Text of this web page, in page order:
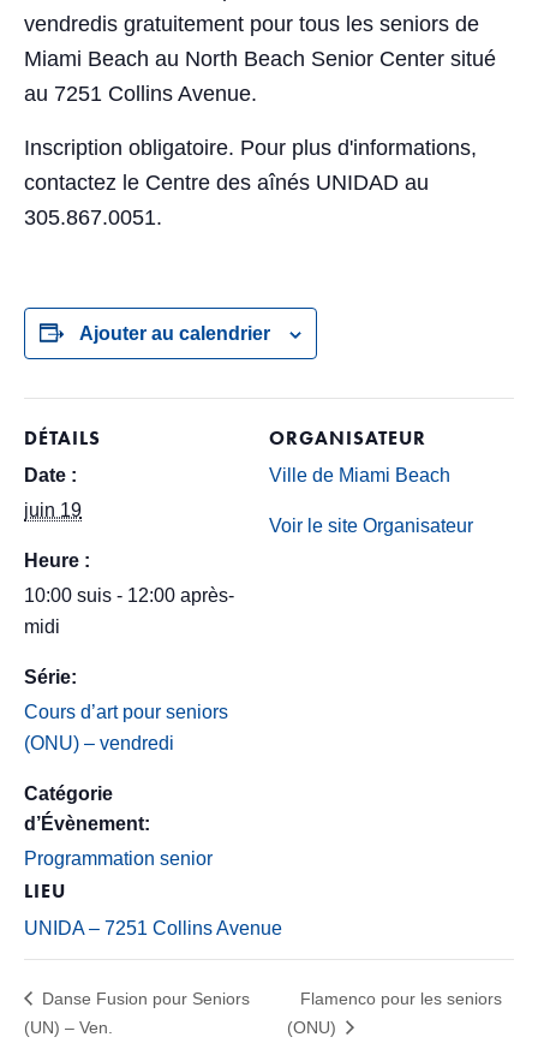
vendredis gratuitement pour tous les seniors de
Miami Beach au North Beach Senior Center situé
au 7251 Collins Avenue.
Inscription obligatoire. Pour plus d'informations,
contactez le Centre des aînés UNIDAD au
305.867.0051.
Ajouter au calendrier
DÉTAILS
Date :
juin 19
Heure :
10:00 suis - 12:00 après-
midi
Série:
Cours d’art pour seniors
(ONU) – vendredi
Catégorie
d’Évènement:
Programmation senior
LIEU
UNIDA – 7251 Collins Avenue
ORGANISATEUR
Ville de Miami Beach
Voir le site Organisateur
Danse Fusion pour Seniors
(UN) – Ven.
Flamenco pour les seniors
(ONU)